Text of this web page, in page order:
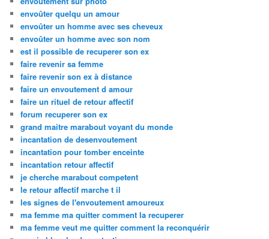
envoûter quelqu un amour
envoûter un homme avec ses cheveux
envoûter un homme avec son nom
est il possible de recuperer son ex
faire revenir sa femme
faire revenir son ex à distance
faire un envoutement d amour
faire un rituel de retour affectif
forum recuperer son ex
grand maitre marabout voyant du monde
incantation de desenvoutement
incantation pour tomber enceinte
incantation retour affectif
je cherche marabout competent
le retour affectif marche t il
les signes de l'envoutement amoureux
ma femme ma quitter comment la recuperer
ma femme veut me quitter comment la reconquérir